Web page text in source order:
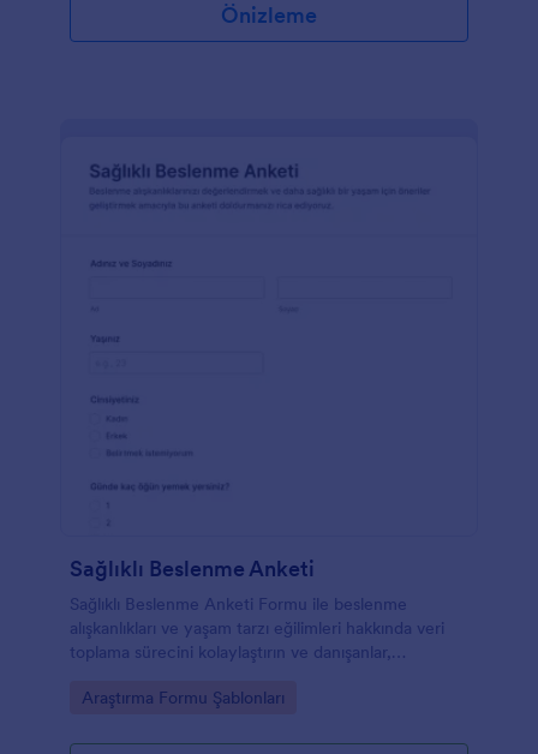
Önizleme
Sağlıklı Beslenme Anketi
Sağlıklı Beslenme Anketi Formu ile beslenme
alışkanlıkları ve yaşam tarzı eğilimleri hakkında veri
toplama sürecini kolaylaştırın ve danışanlar,
hazırlayın.
Go to Category:
Araştırma Formu Şablonları